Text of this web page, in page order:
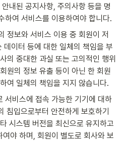
내된 공지사항, 주의사항 등을 명
하여 서비스를 이용하여야 합니다.
정보와 서비스 이용 중 회원이 저
데이터 등에 대한 일체의 책임을 부
의 중대한 과실 또는 고의적인 행위
원의 정보 유출 등이 아닌 한 회원
여 일체의 책임을 지지 않습니다.
서비스에 접속 가능한 기기에 대하
침입으로부터 안전하게 보호하기
시스템 버전을 최신으로 유지하고
여야 하며, 회원이 별도로 회사와 보